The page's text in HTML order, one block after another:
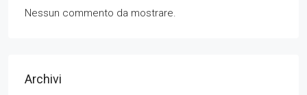
Nessun commento da mostrare.
Archivi